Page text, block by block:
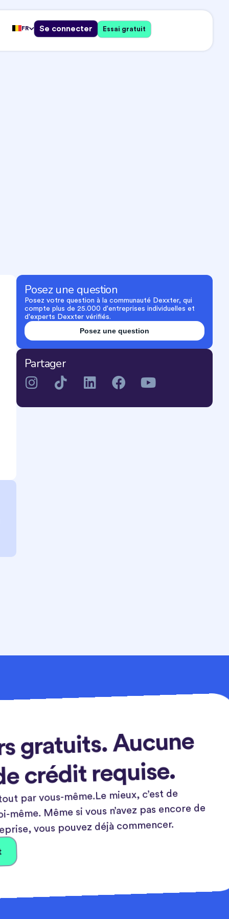
FR Se connecter Essai gratuit
Posez une question
Posez votre question à la communauté Dexxter, qui
compte plus de 25.000 d'entreprises individuelles et
d'experts Dexxter vérifiés.
Posez une question
Partager
gratuits. Aucune
crédit requise.
par vous-même.Le mieux, c’est de
même. Même si vous n’avez pas encore de
vous pouvez déjà commencer.